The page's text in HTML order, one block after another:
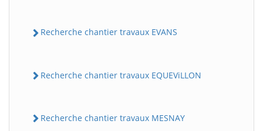
Recherche chantier travaux EVANS
Recherche chantier travaux EQUEViLLON
Recherche chantier travaux MESNAY